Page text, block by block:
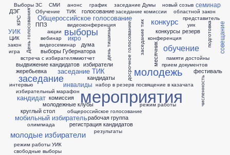
Выборы ЗС
ДЭГ День голосования
КРС
Обучение
Общероссийское голосование
ППЗ
СМИ
ТИК
УИК
ЦИК
акции
анонс
вебинар
видеоконференция
видеосеминар
встреча с избирателями
выборы
выборы Губернатора
выдвижение кандидатов
голосование
график
день тишины досрочное голосование
дума
жеребьевка
закон
заседание
заседание Думы
заседание ТИК
заседание комиссии
заседание тик
игра
избиратели
избирательный марафон
икро
инвалиды
интервью
кандидат
кандидаты
комиссия
конкурс
конкурсы
конференция
круглый стол
мероприятия
месячник
мобильный избиратель
молодежные клубы
молодежь
молодые избиратели
набор в резерв
новый созыв
областной закон
обучение
общероссийское голосование
олимпиада
отчет памяти достойны
подготовка
посвящение в казачата
представитель
прием документов
рабочая группа
регистрация кандидатов
режим работы
режим работы УИК
резерв
результаты
свободные выборы
семинар
совещание
уик
фестиваль
численность